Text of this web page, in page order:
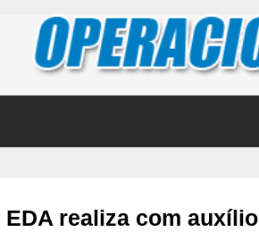
EDA realiza com